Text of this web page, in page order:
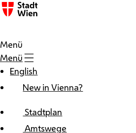
Zum Inhalt
Menü
Menü
English
New in Vienna?
Stadtplan
Amtswege